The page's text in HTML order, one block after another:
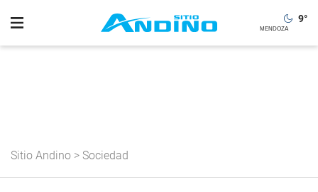
9°
Sitio Andino > Sociedad